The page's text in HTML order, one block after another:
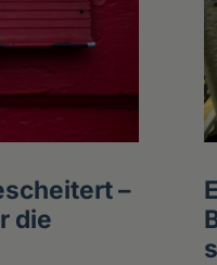
–
die